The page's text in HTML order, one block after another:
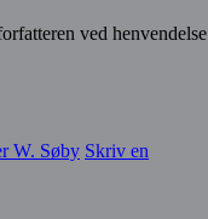
ved henvendelse
W. Søby Skriv en